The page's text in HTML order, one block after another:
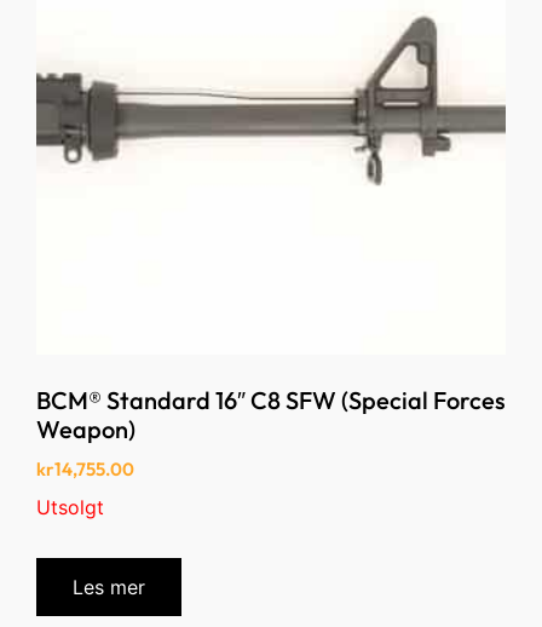
BCM® Standard 16″ C8 SFW (Special Forces
Weapon)
kr14,755.00
Utsolgt
Les mer